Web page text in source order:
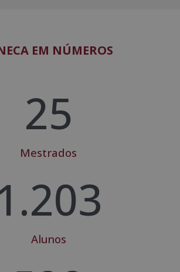
EM NÚMEROS
25
Mestrados
Alunos